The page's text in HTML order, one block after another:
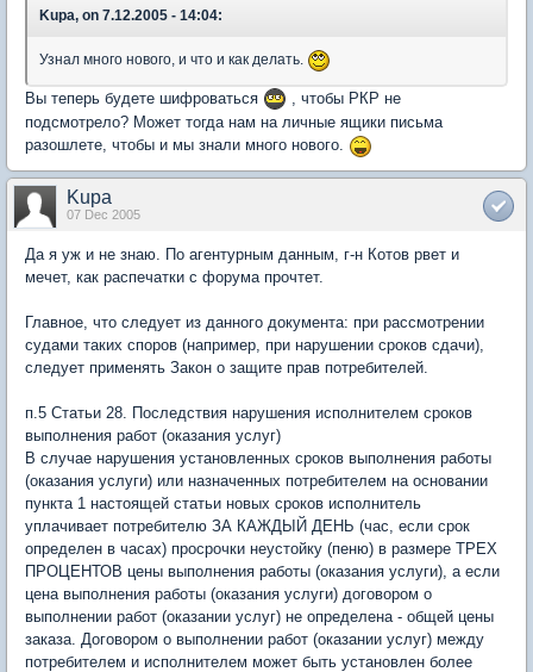
Kupa, on 7.12.2005 - 14:04:
Узнал много нового, и что и как делать.
Вы теперь будете шифроваться
, чтобы РКР не
подсмотрело? Может тогда нам на личные ящики письма
разошлете, чтобы и мы знали много нового.
Kupa
07 Dec 2005
Да я уж и не знаю. По агентурным данным, г-н Котов рвет и
мечет, как распечатки с форума прочтет.
Главное, что следует из данного документа: при рассмотрении
судами таких споров (например, при нарушении сроков сдачи),
следует применять Закон о защите прав потребителей.
п.5 Статьи 28. Последствия нарушения исполнителем сроков
выполнения работ (оказания услуг)
В случае нарушения установленных сроков выполнения работы
(оказания услуги) или назначенных потребителем на основании
пункта 1 настоящей статьи новых сроков исполнитель
уплачивает потребителю ЗА КАЖДЫЙ ДЕНЬ (час, если срок
определен в часах) просрочки неустойку (пеню) в размере ТРЕХ
ПРОЦЕНТОВ цены выполнения работы (оказания услуги), а если
цена выполнения работы (оказания услуги) договором о
выполнении работ (оказании услуг) не определена - общей цены
заказа. Договором о выполнении работ (оказании услуг) между
потребителем и исполнителем может быть установлен более